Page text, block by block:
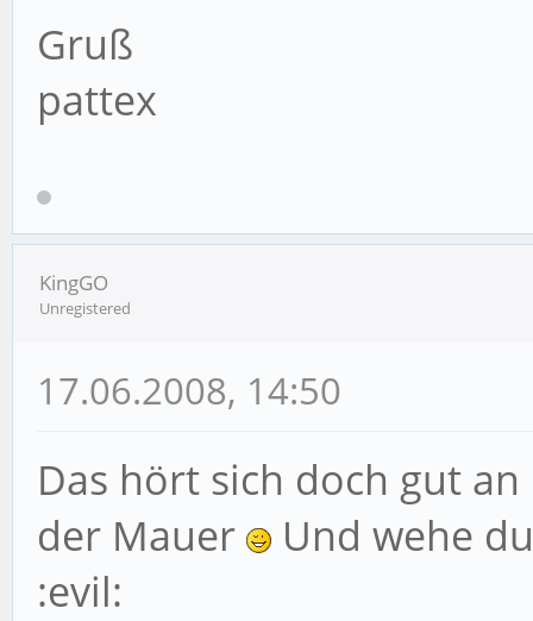
Gruß
pattex
KingGO
Unregistered
17.06.2008, 14:50
Das hört sich doch gut
der Mauer
Und wehe
:evil: